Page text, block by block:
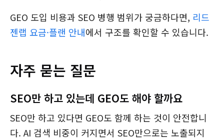
GEO 도입 비용과 SEO 병행 범위가 궁금하다면, 리드
젠랩 요금·플랜 안내에서 구조를 확인할 수 있습니다.
자주 묻는 질문
SEO만 하고 있는데 GEO도 해야 할까요
SEO만 하고 있다면 GEO도 함께 하는 것이 안전합니
다. AI 검색 비중이 커지면서 SEO만으로는 노출되지